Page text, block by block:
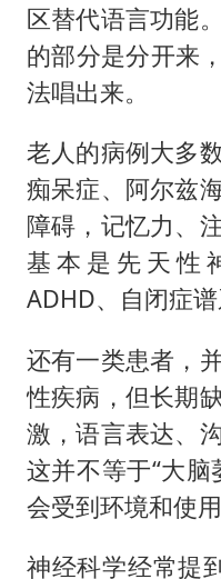
区替代语言功能
的部分是分开来
法唱出来。
老人的病例大多
痴呆症、阿尔兹
障碍，记忆力、
基本是先天性
ADHD、自闭症谱
还有一类患者，
性疾病，但长期
激，语言表达、
这并不等于“大
会受到环境和使
神经科学经常提